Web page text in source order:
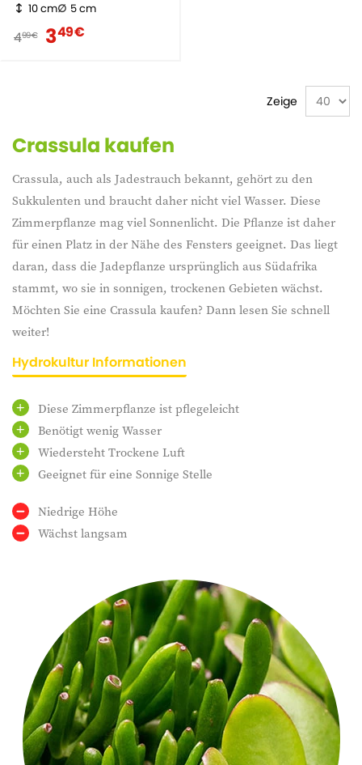
10 cm 5 cm
499 € 349 €
Zeige
Crassula kaufen
Crassula, auch als Jadestrauch bekannt, gehört zu den
Sukkulenten und braucht daher nicht viel Wasser. Diese
Zimmerpflanze mag viel Sonnenlicht. Die Pflanze ist daher
für einen Platz in der Nähe des Fensters geeignet. Das liegt
daran, dass die Jadepflanze ursprünglich aus Südafrika
stammt, wo sie in sonnigen, trockenen Gebieten wächst.
Möchten Sie eine Crassula kaufen? Dann lesen Sie schnell
weiter!
Hydrokultur Informationen
Diese Zimmerpflanze ist pflegeleicht
Benötigt wenig Wasser
Wiedersteht Trockene Luft
Geeignet für eine Sonnige Stelle
Niedrige Höhe
Wächst langsam